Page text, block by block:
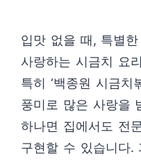
입맛 없을 때, 특별
사랑하는 시금치 요
특히 ‘백종원 시금치
풍미로 많은 사랑을
하나면 집에서도 전
구현할 수 있습니다.